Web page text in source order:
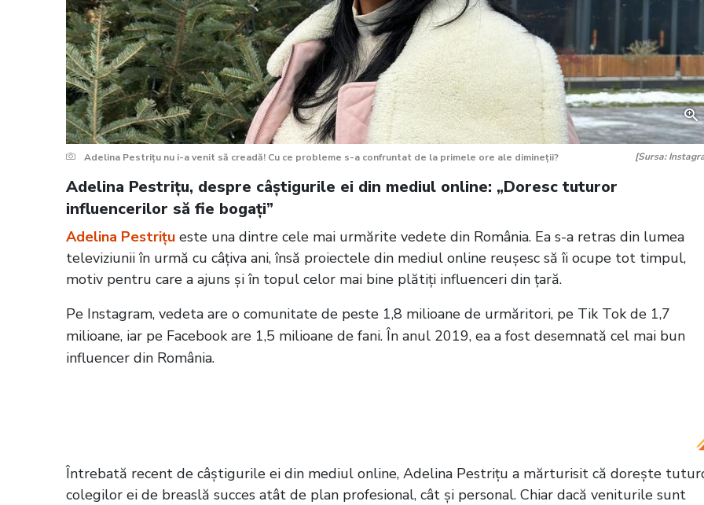
Adelina Pestrițu nu i-a venit să creadă! Cu ce probleme s-a confruntat de la primele ore ale dimineții? [Sursa:
Adelina Pestrițu, despre câștigurile ei din mediul online: „Doresc tuturor
influencerilor să fie bogați”
Adelina Pestrițu este una dintre cele mai urmărite vedete din România. Ea s-a retras din lumea
televiziunii în urmă cu câțiva ani, însă proiectele din mediul online reușesc să îi ocupe tot timpul,
motiv pentru care a ajuns și în topul celor mai bine plătiți influenceri din țară.
Pe Instagram, vedeta are o comunitate de peste 1,8 milioane de urmăritori, pe Tik Tok de 1,7
milioane, iar pe Facebook are 1,5 milioane de fani. În anul 2019, ea a fost desemnată cel mai bun
influencer din România.
Întrebată recent de câștigurile ei din mediul online, Adelina Pestrițu a mărturisit că dorește
colegilor ei de breaslă succes atât de plan profesional, cât și personal. Chiar dacă veniturile sunt